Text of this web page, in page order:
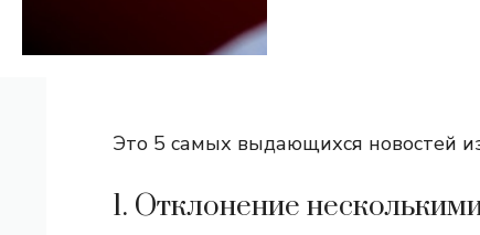
Это 5 самых выдающихся новостей
1. Отклонение